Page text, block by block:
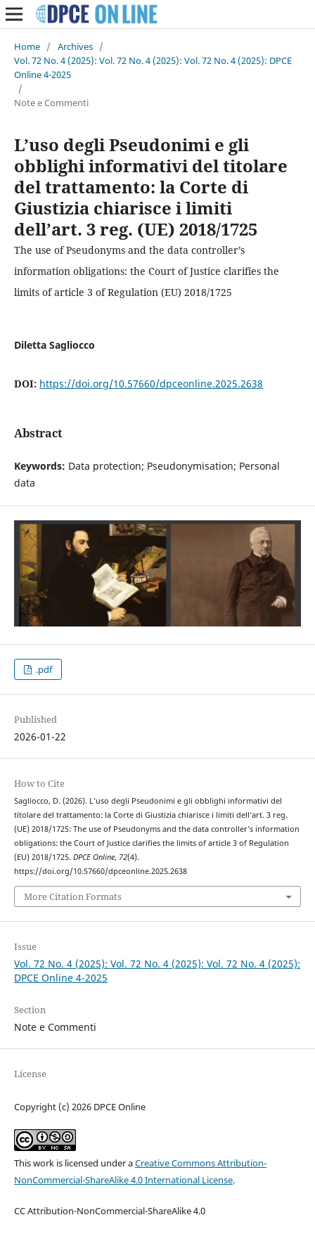
Home / Archives /
Vol. 72 No. 4 (2025): Vol. 72 No. 4 (2025): Vol. 72 No. 4 (2025): DPCE
Online 4-2025
/
Note e Commenti
L’uso degli Pseudonimi e gli
obblighi informativi del titolare
del trattamento: la Corte di
Giustizia chiarisce i limiti
dell’art. 3 reg. (UE) 2018/1725
The use of Pseudonyms and the data controller’s
information obligations: the Court of Justice clarifies the
limits of article 3 of Regulation (EU) 2018/1725
Diletta Sagliocco
DOI: https://doi.org/10.57660/dpceonline.2025.2638
Abstract
Keywords: Data protection; Pseudonymisation; Personal
data
.pdf
Published
2026-01-22
How to Cite
Sagliocco, D. (2026). L’uso degli Pseudonimi e gli obblighi informativi del
titolare del trattamento: la Corte di Giustizia chiarisce i limiti dell’art. 3 reg.
(UE) 2018/1725: The use of Pseudonyms and the data controller’s information
obligations: the Court of Justice clarifies the limits of article 3 of Regulation
(EU) 2018/1725. DPCE Online, 72(4).
https://doi.org/10.57660/dpceonline.2025.2638
More Citation Formats
Issue
Vol. 72 No. 4 (2025): Vol. 72 No. 4 (2025): Vol. 72 No. 4 (2025):
DPCE Online 4-2025
Section
Note e Commenti
License
Copyright (c) 2026 DPCE Online
This work is licensed under aCreative Commons Attribution-
NonCommercial-ShareAlike 4.0 International License.
CC Attribution-NonCommercial-ShareAlike 4.0